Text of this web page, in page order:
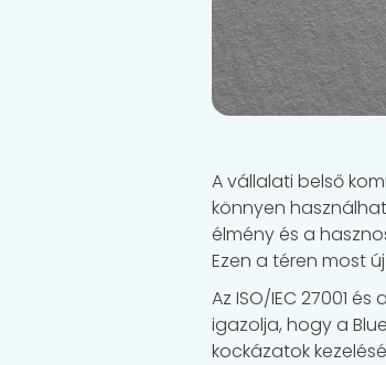
A vállalati belső
könnyen
élmény és a
Ezen a téren most
Az ISO/IEC 27001
igazolja, hogy a
kockázatok